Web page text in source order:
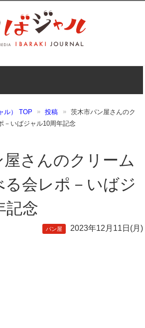
ル） TOP 投稿
茨木市パン屋さんのク
－いばジャル10周年記念
さんのクリーム
会レポ－いばジ
記念
パン屋 2023年12月11日(月)